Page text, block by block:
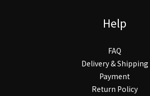
Help
FAQ
Delivery & Shipping
Payment
Return Policy